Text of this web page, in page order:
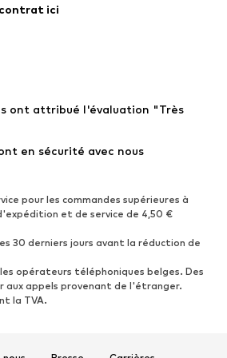
Jupes
Exclusif
Tendance
Bottines
Bottes
Chaussures basses
Ballerines
ici
ont attribué l'évaluation "Très
en sécurité avec nous
pour les commandes supérieures à
et de service de 4,50 €
30 derniers jours avant la réduction de
opérateurs téléphoniques belges. Des
aux appels provenant de l'étranger.
la TVA.